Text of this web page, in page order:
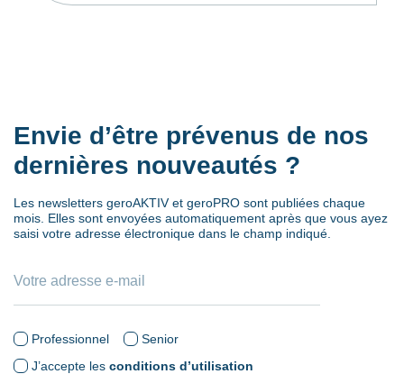
Envie d’être prévenus de nos
dernières nouveautés ?
Les newsletters geroAKTIV et geroPRO sont publiées chaque
mois. Elles sont envoyées automatiquement après que vous ayez
saisi votre adresse électronique dans le champ indiqué.
Professionnel
Senior
J’accepte les conditions d’utilisation